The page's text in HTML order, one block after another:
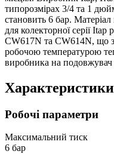
типорозмірах 3/4 та 1
становить 6 бар.
для колекторної серії
CW617N та CW614N, що
робочою температурою
виробника на подовжувач
Характеристики
Робочі параметри
Максимальний тиск
6 бар